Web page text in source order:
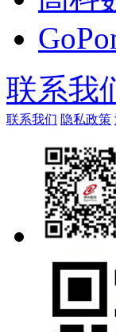
联系我
联系我们 隐私政策